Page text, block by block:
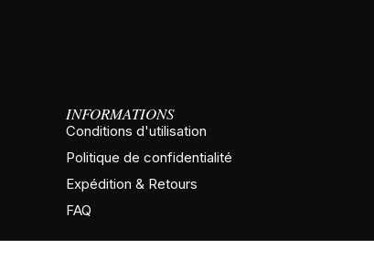
INFORMATIONS
Conditions d'utilisation
Politique de confidentialité
Expédition & Retours
FAQ